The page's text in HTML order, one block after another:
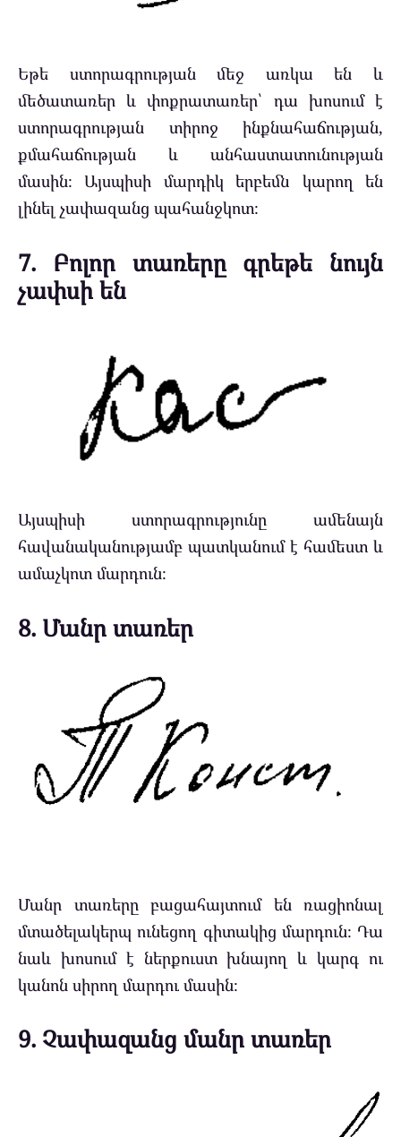
Եթե ստորագրության մեջ առկա են և
մեծատառեր և փոքրատառեր՝ դա խոսում է
ստորագրության տիրոջ ինքնահաճության,
քմահաճության և անհաստատունության
մասին։ Այսպիսի մարդիկ երբեմն կարող են
լինել չափազանց պահանջկոտ։
7. Բոլոր տառերը գրեթե նույն
չափսի են
Այսպիսի ստորագրությունը ամենայն
հավանականությամբ պատկանում է համեստ և
ամաչկոտ մարդուն։
8. Մանր տառեր
Մանր տառերը բացահայտում են ռացիոնալ
մտածելակերպ ունեցող գիտակից մարդուն։ Դա
նաև խոսում է ներքուստ խնայող և կարգ ու
կանոն սիրող մարդու մասին։
9. Չափազանց մանր տառեր